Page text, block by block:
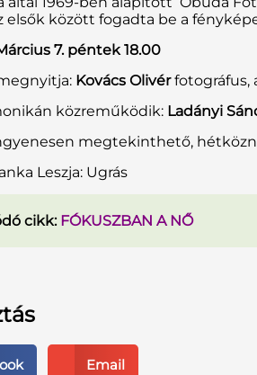
elsők között fogadta be a
7. péntek 18.00
Kovács Olivérfotográfus,
közreműködik: Ladányi
megtekinthető,
Leszja: Ugrás
cikk: FÓKUSZBAN A NŐ
Email